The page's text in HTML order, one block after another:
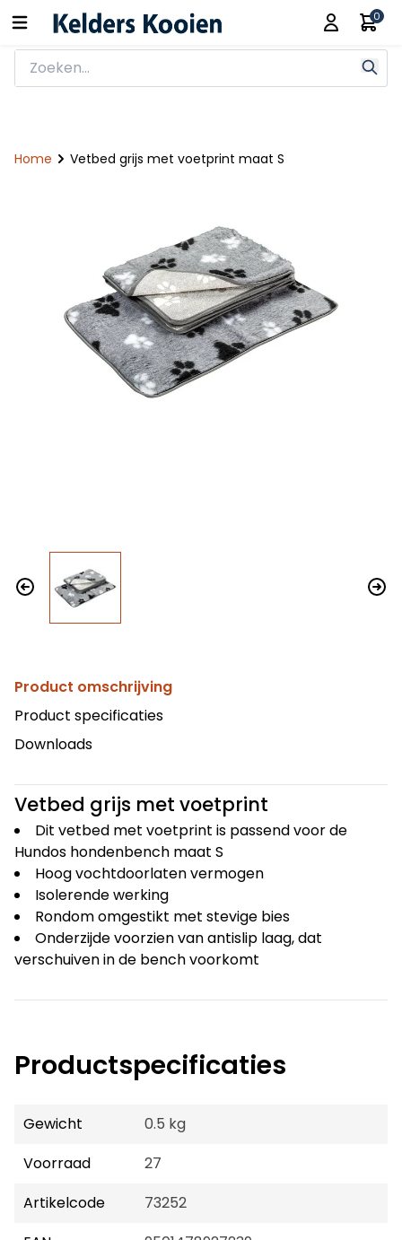
0
Home Vetbed grijs met voetprint maat S
Product omschrijving
Product specificaties
Downloads
Vetbed grijs met voetprint
Dit vetbed met voetprint is passend voor de
Hundos hondenbench maat S
Hoog vochtdoorlaten vermogen
Isolerende werking
Rondom omgestikt met stevige bies
Onderzijde voorzien van antislip laag, dat
verschuiven in de bench voorkomt
Productspecificaties
Gewicht
0.5 kg
Voorraad
27
Artikelcode
73252